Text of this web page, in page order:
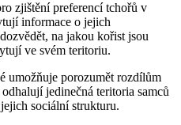
zjištění preferencí tchořů v
informace o jejich
na jakou kořist jsou
ve svém teritoriu.
umožňuje porozumět rozdílům
jedinečná teritoria samců
sociální strukturu.